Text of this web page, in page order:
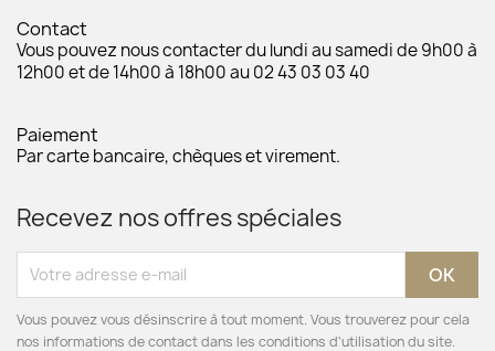
Contact
Vous pouvez nous contacter du lundi au samedi de 9h00 à
12h00 et de 14h00 à 18h00 au 02 43 03 03 40
Paiement
Par carte bancaire, chèques et virement.
Recevez nos offres spéciales
Vous pouvez vous désinscrire à tout moment. Vous trouverez pour cela
nos informations de contact dans les conditions d'utilisation du site.